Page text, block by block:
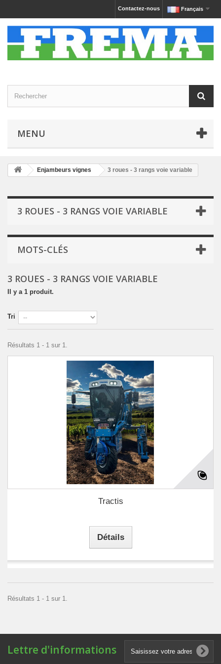
Français
Contactez-nous
MENU
Enjambeurs vignes 3 roues - 3 rangs voie variable
3 ROUES - 3 RANGS VOIE VARIABLE
MOTS-CLÉS
3 ROUES - 3 RANGS VOIE VARIABLE
Il y a 1 produit.
Tri
Résultats 1 - 1 sur 1.
Tractis
Détails
Résultats 1 - 1 sur 1.
Lettre d'informations